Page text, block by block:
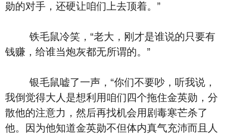
勋的对手，还硬让咱们上去顶着。”
铁毛鼠冷笑，“老大，刚才是谁说的只要有
钱赚，给谁当炮灰都无所谓的。”
银毛鼠嘘了一声，“你们不要吵，听我说，
我倒觉得大人是想利用咱们四个拖住金英勋，分
散他的注意力，然后再找机会用剧毒寒芒杀了
他。因为他知道金英勋不但体内真气充沛而且人